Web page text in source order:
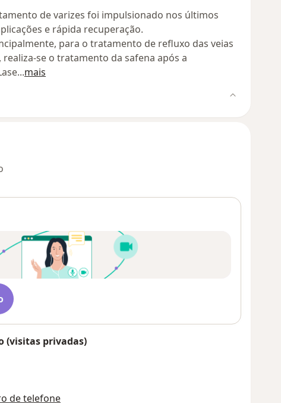
de varizes foi impulsionado nos últimos
e rápida recuperação.
para o tratamento de refluxo das veias
se o tratamento da safena após a
...mais
(visitas privadas)
de telefone